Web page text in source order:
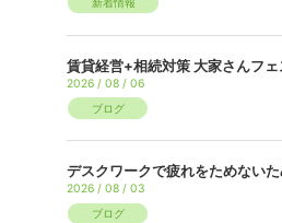
新着情報
賃貸経営+相続対策 大家さんフ
2026 / 08 / 06
ブログ
デスクワークで疲れをためない
2026 / 08 / 03
ブログ